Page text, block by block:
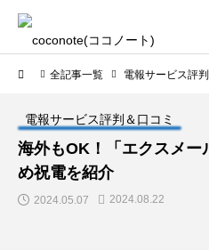
全記事一覧 電報サービス評
電報サービス評判＆口コミ
海外もOK！「エクスメー
め祝電を紹介
2024.05.07 2024.08.22